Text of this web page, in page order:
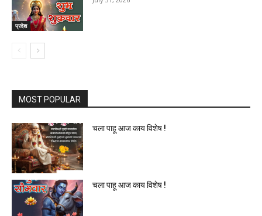
प्रदेश
MOST POPULAR
चला पाहू आज काय विशेष !
चला पाहू आज काय विशेष !